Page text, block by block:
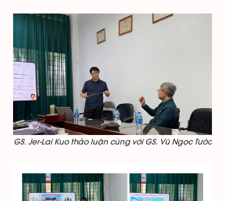
GS. Jer-Lai Kuo thảo luận cùng với GS. Vũ Ngọc Tước